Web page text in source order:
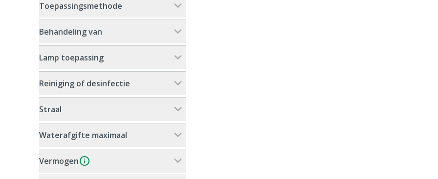
Toepassingsmethode
Behandeling van
Lamp toepassing
Reiniging of desinfectie
Straal
Waterafgifte maximaal
Vermogen